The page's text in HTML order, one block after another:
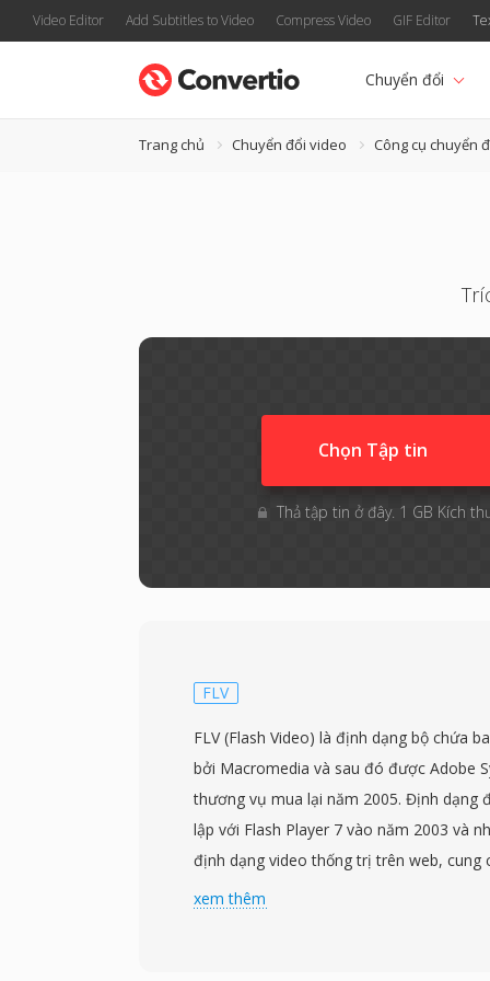
Video Editor Add Subtitles to Video Compress Video GIF Editor
Chuyển đổi
Trang chủ Chuyển đổi video Công cụ chuyển
Chọn Tập tin
Thả tập tin ở đây. 1 GB Kích
FLV
FLV (Flash Video) là định dạng bộ chứa
bởi Macromedia và sau đó được Adobe
thương vụ mua lại năm 2005. Định dạng
lập với Flash Player 7 vào năm 2003 và
định dạng video thống trị trên web, cung
nền tảng như YouTube, Hulu và Vimeo
xem thêm